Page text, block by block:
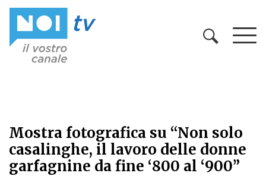
Mostra fotografica su “Non solo
casalinghe, il lavoro delle donne
garfagnine da fine ‘800 al ‘900”